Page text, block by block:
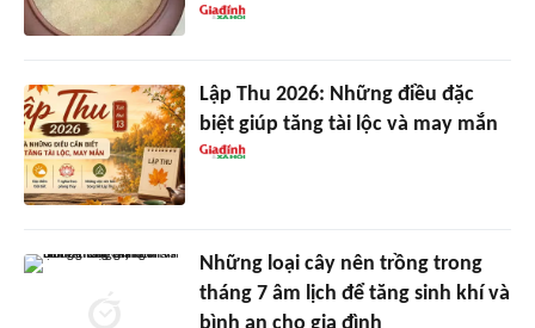
Lập Thu 2026: Những điều đặc
biệt giúp tăng tài lộc và may mắn
Những loại cây nên trồng trong
tháng 7 âm lịch để tăng sinh khí và